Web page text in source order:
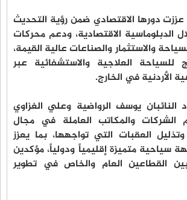
عززت دورها الاقتصادي ضمن رؤية التحديث
الدبلوماسية الاقتصادية، ودعم محركات
والاستثمار والصناعات عالية القيمة،
للسياحة العلاجية والاستشفائية عبر
الأردنية في الخارج.
يوسف الرواضية وعلي الغزاوي
والمكاتب العاملة في مجال
العقبات التي تواجهها، بما يعزز
سياحية متميزة إقليمياً ودولياً، مؤكدين
القطاعين العام والخاص في تطوير